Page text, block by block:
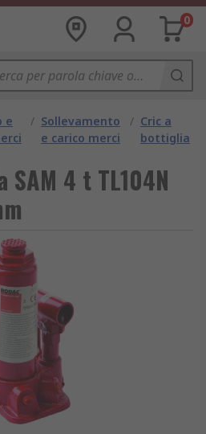
0
e
/ Sollevamento
e carico merci
/ Cric a
bottiglia
4 t TL104N